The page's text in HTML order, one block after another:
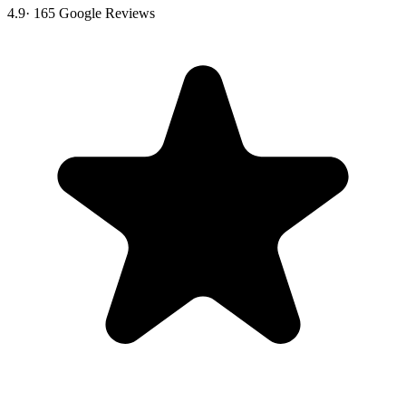
4.9· 165 Google Reviews